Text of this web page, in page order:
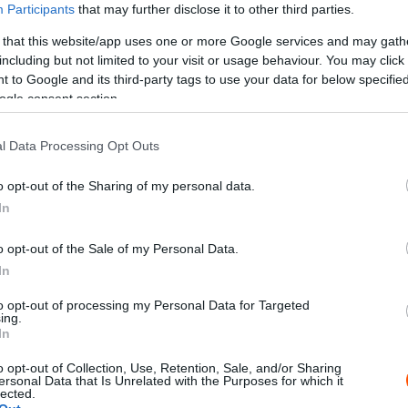
Participants that may further disclose it to other third parties.
that this website/app uses one or more Google services and may
but not limited to your visit or usage behaviour. You may
to Google and its third-party tags to use your data for below
consent section.
Data Processing Opt Outs
opt-out of the Sharing of my personal data.
opt-out of the Sale of my Personal Data.
opt-out of processing my Personal Data for Targeted
opt-out of Collection, Use, Retention, Sale, and/or Sharing
Data that Is Unrelated with the Purposes for which it
X Pinterest WhatsApp
neki a népszerű Bakonya Rallynak, amelyet a
választottak.
remek lehetőséget kínál a felkészülésre a
hárman is rajthoz állnak majd a mostani